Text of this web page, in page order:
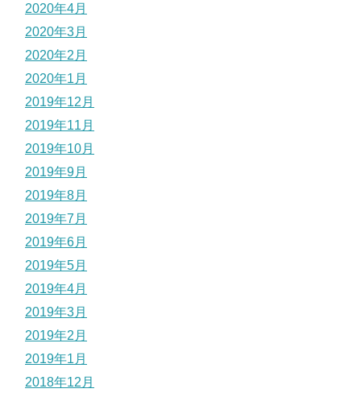
2020年4月
2020年3月
2020年2月
2020年1月
2019年12月
2019年11月
2019年10月
2019年9月
2019年8月
2019年7月
2019年6月
2019年5月
2019年4月
2019年3月
2019年2月
2019年1月
2018年12月